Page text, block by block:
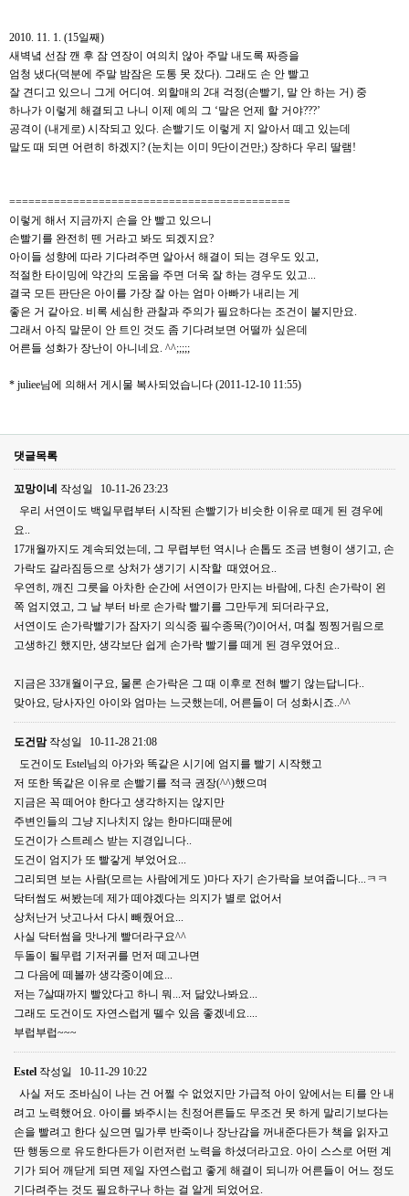
2010. 11. 1. (15일째)
새벽녘 선잠 깬 후 잠 연장이 여의치 않아 주말 내도록 짜증을
엄청 냈다(덕분에 주말 밤잠은 도통 못 잤다). 그래도 손 안 빨고
잘 견디고 있으니 그게 어디여. 외할매의 2대 걱정(손빨기, 말 안 하는 거) 중
하나가 이렇게 해결되고 나니 이제 예의 그 ‘말은 언제 할 거야???’
공격이 (내게로) 시작되고 있다. 손빨기도 이렇게 지 알아서 떼고 있는데
말도 때 되면 어련히 하겠지? (눈치는 이미 9단이건만;) 장하다 우리 딸램!
============================================
이렇게 해서 지금까지 손을 안 빨고 있으니
손빨기를 완전히 뗀 거라고 봐도 되겠지요?
아이들 성향에 따라 기다려주면 알아서 해결이 되는 경우도 있고,
적절한 타이밍에 약간의 도움을 주면 더욱 잘 하는 경우도 있고...
결국 모든 판단은 아이를 가장 잘 아는 엄마 아빠가 내리는 게
좋은 거 같아요. 비록 세심한 관찰과 주의가 필요하다는 조건이 붙지만요.
그래서 아직 말문이 안 트인 것도 좀 기다려보면 어떨까 싶은데
어른들 성화가 장난이 아니네요. ^^;;;;;
* juliee님에 의해서 게시물 복사되었습니다 (2011-12-10 11:55)
댓글목록
꼬망이네 작성일
10-11-26 23:23
우리 서연이도 백일무렵부터 시작된 손빨기가 비슷한 이유로 떼게 된 경우에
요..
17개월까지도 계속되었는데, 그 무렵부턴 역시나 손톱도 조금 변형이 생기고, 손
가락도 갈라짐등으로 상처가 생기기 시작할 때였어요..
우연히, 깨진 그릇을 아차한 순간에 서연이가 만지는 바람에, 다친 손가락이 왼
쪽 엄지였고, 그 날 부터 바로 손가락 빨기를 그만두게 되더라구요,
서연이도 손가락빨기가 잠자기 의식중 필수종목(?)이어서, 며칠 찡찡거림으로
고생하긴 했지만, 생각보단 쉽게 손가락 빨기를 떼게 된 경우였어요..
지금은 33개월이구요, 물론 손가락은 그 때 이후로 전혀 빨기 않는답니다..
맞아요, 당사자인 아이와 엄마는 느긋했는데, 어른들이 더 성화시죠..^^
도건맘 작성일
10-11-28 21:08
도건이도 Estel님의 아가와 똑같은 시기에 엄지를 빨기 시작했고
저 또한 똑같은 이유로 손빨기를 적극 권장(^^)했으며
지금은 꼭 떼어야 한다고 생각하지는 않지만
주변인들의 그냥 지나치지 않는 한마디때문에
도건이가 스트레스 받는 지경입니다..
도건이 엄지가 또 빨갛게 부었어요...
그리되면 보는 사람(모르는 사람에게도 )마다 자기 손가락을 보여줍니다...ㅋㅋ
닥터썸도 써봤는데 제가 떼야겠다는 의지가 별로 없어서
상처난거 낫고나서 다시 빼줬어요...
사실 닥터썸을 맛나게 빨더라구요^^
두돌이 될무렵 기저귀를 먼저 떼고나면
그 다음에 떼볼까 생각중이예요...
저는 7살때까지 빨았다고 하니 뭐...저 닮았나봐요...
그래도 도건이도 자연스럽게 뗄수 있음 좋겠네요....
부럽부럽~~~
Estel 작성일
10-11-29 10:22
사실 저도 조바심이 나는 건 어쩔 수 없었지만 가급적 아이 앞에서는 티를 안 내
려고 노력했어요. 아이를 봐주시는 친정어른들도 무조건 못 하게 말리기보다는
손을 빨려고 한다 싶으면 밀가루 반죽이나 장난감을 꺼내준다든가 책을 읽자고
딴 행동으로 유도한다든가 이런저런 노력을 하셨더라고요. 아이 스스로 어떤 계
기가 되어 깨닫게 되면 제일 자연스럽고 좋게 해결이 되니까 어른들이 어느 정도
기다려주는 것도 필요하구나 하는 걸 알게 되었어요.